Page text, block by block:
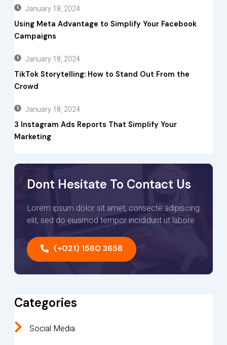
January 18, 2024
Using Meta Advantage to Simplify Your Facebook
Campaigns
January 18, 2024
TikTok Storytelling: How to Stand Out From the
Crowd
January 18, 2024
3 Instagram Ads Reports That Simplify Your
Marketing
Dont Hesitate To Contact Us
Lorem ipsum dolor sit amet, consecte adipiscing
elit, sed do eiusmod tempor incididunt ut labore
(+021) 1580 3658
Categories
Social Media